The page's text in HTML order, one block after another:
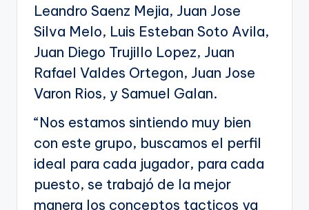
Leandro Saenz Mejia, Juan Jose
Silva Melo, Luis Esteban Soto Avila,
Juan Diego Trujillo Lopez, Juan
Rafael Valdes Ortegon, Juan Jose
Varon Rios, y Samuel Galan.
“Nos estamos sintiendo muy bien
con este grupo, buscamos el perfil
ideal para cada jugador, para cada
puesto, se trabajó de la mejor
manera los conceptos tacticos ya